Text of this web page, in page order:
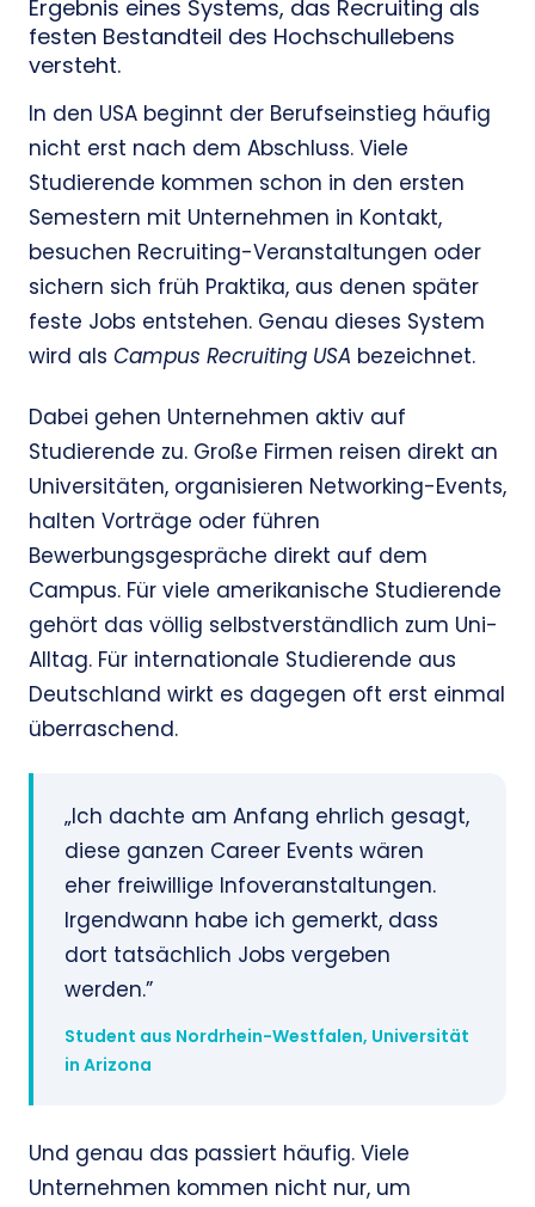
Ergebnis eines Systems, das Recruiting als
festen Bestandteil des Hochschullebens
versteht.
In den USA beginnt der Berufseinstieg häufig
nicht erst nach dem Abschluss. Viele
Studierende kommen schon in den ersten
Semestern mit Unternehmen in Kontakt,
besuchen Recruiting-Veranstaltungen oder
sichern sich früh Praktika, aus denen später
feste Jobs entstehen. Genau dieses System
wird als Campus Recruiting USA bezeichnet.
Dabei gehen Unternehmen aktiv auf
Studierende zu. Große Firmen reisen direkt an
Universitäten, organisieren Networking-Events,
halten Vorträge oder führen
Bewerbungsgespräche direkt auf dem
Campus. Für viele amerikanische Studierende
gehört das völlig selbstverständlich zum Uni-
Alltag. Für internationale Studierende aus
Deutschland wirkt es dagegen oft erst einmal
überraschend.
„Ich dachte am Anfang ehrlich gesagt,
diese ganzen Career Events wären
eher freiwillige Infoveranstaltungen.
Irgendwann habe ich gemerkt, dass
dort tatsächlich Jobs vergeben
werden.”
Student aus Nordrhein-Westfalen, Universität
in Arizona
Und genau das passiert häufig. Viele
Unternehmen kommen nicht nur, um